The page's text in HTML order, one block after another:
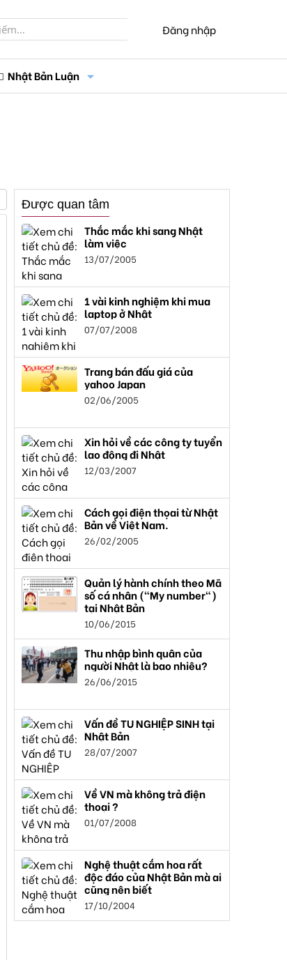
Đăng nhập
Nhật Bản Luận
Được quan tâm
Thắc mắc khi sang Nhật
làm việc
13/07/2005
1 vài kinh nghiệm khi mua
laptop ở Nhật
07/07/2008
Trang bán đấu giá của
yahoo Japan
02/06/2005
Xin hỏi về các công ty tuyển
lao động đi Nhật
12/03/2007
Cách gọi điện thọai từ Nhật
Bản về Việt Nam.
26/02/2005
Quản lý hành chính theo Mã
số cá nhân ("My number")
tại Nhật Bản
10/06/2015
Thu nhập bình quân của
người Nhật là bao nhiêu?
26/06/2015
Vấn đề TU NGHIỆP SINH tại
Nhật Bản
28/07/2007
Về VN mà không trả điện
thoại ?
01/07/2008
Nghệ thuật cắm hoa rất
độc đáo của Nhật Bản mà ai
cũng nên biết
17/10/2004